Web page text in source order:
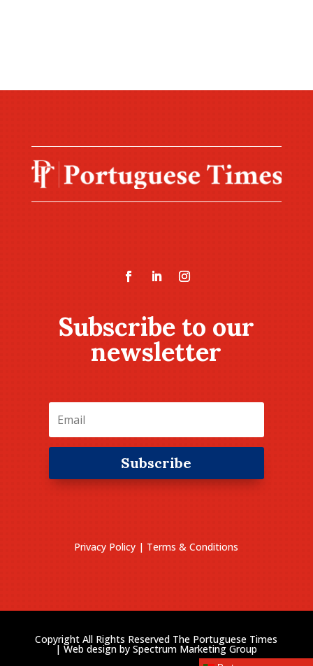
Subscribe to our
newsletter
Subscribe
Privacy Policy | Terms & Conditions
Copyright All Rights Reserved The Portuguese Times
| Web design bySpectrum Marketing Group